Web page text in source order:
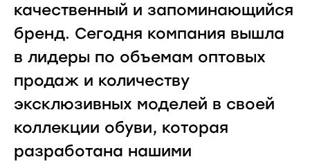
качественный и запоминающийся
бренд. Сегодня компания вышла
в лидеры по объемам оптовых
продаж и количеству
эксклюзивных моделей в своей
коллекции обуви, которая
разработана нашими